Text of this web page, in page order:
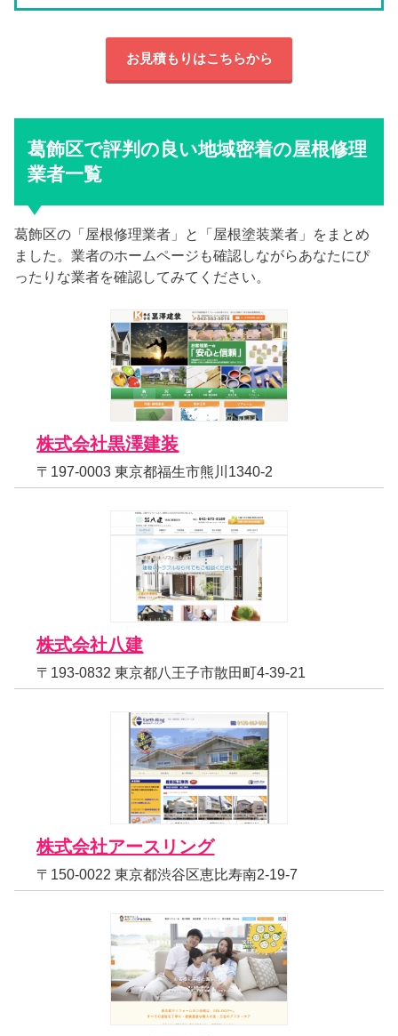
お見積もりはこちらから
葛飾区で評判の良い地域密着の屋根修理
業者一覧
葛飾区の「屋根修理業者」と「屋根塗装業者」をまとめ
ました。業者のホームページも確認しながらあなたにぴ
ったりな業者を確認してみてください。
株式会社黒澤建装
〒197-0003 東京都福生市熊川1340-2
株式会社八建
〒193-0832 東京都八王子市散田町4-39-21
株式会社アースリング
〒150-0022 東京都渋谷区恵比寿南2-19-7